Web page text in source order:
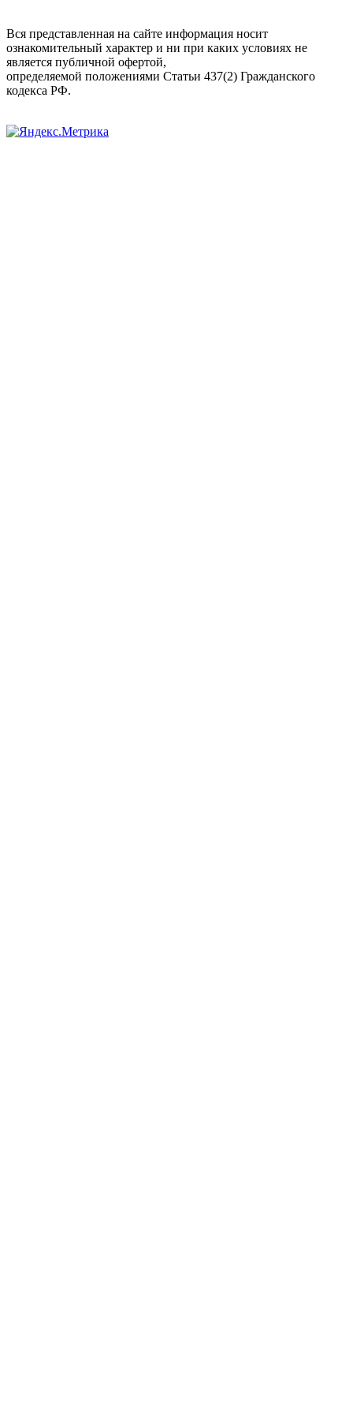
Вся представленная на сайте информация носит
ознакомительный характер и ни при каких условиях не
является публичной офертой,
определяемой положениями Статьи 437(2) Гражданского
кодекса РФ.